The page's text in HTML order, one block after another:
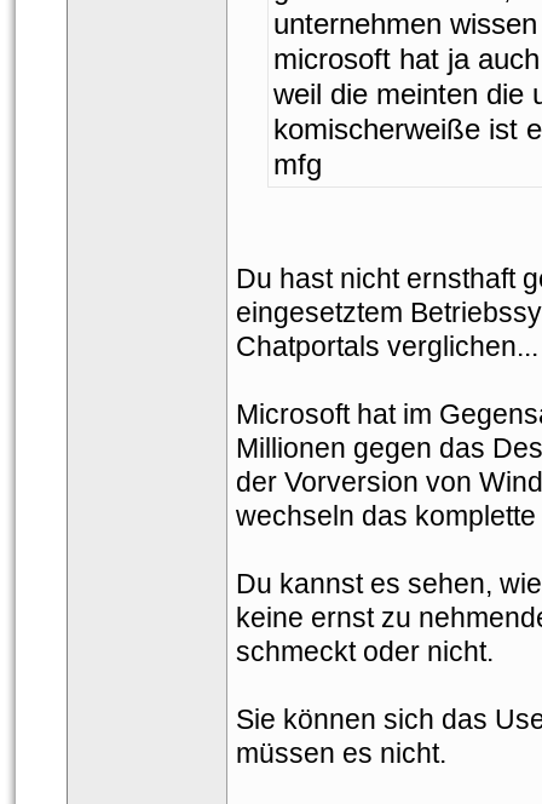
unternehmen
microsoft hat ja
weil die meinten die
komischerweiße ist
mfg
Du hast nicht ernsthaft
eingesetztem
Chatportals verglichen...
Microsoft hat im
Millionen gegen das
der Vorversion von
wechseln das
Du kannst es sehen,
keine ernst zu
chmeckt oder nicht.
Sie können sich das
müssen es nicht.